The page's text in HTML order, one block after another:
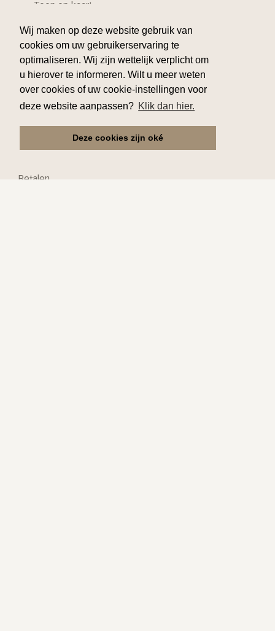
Wij maken op deze website gebruik van
cookies om uw gebruikerservaring te
optimaliseren. Wij zijn wettelijk verplicht om
u hierover te informeren. Wilt u meer weten
over cookies of uw cookie-instellingen voor
deze website aanpassen? Klik dan hier.
Deze cookies zijn oké
Toon op kaart
T 32 56 70 24 44
info@flamingo-busvakanties.be
Reserveren
Betalen